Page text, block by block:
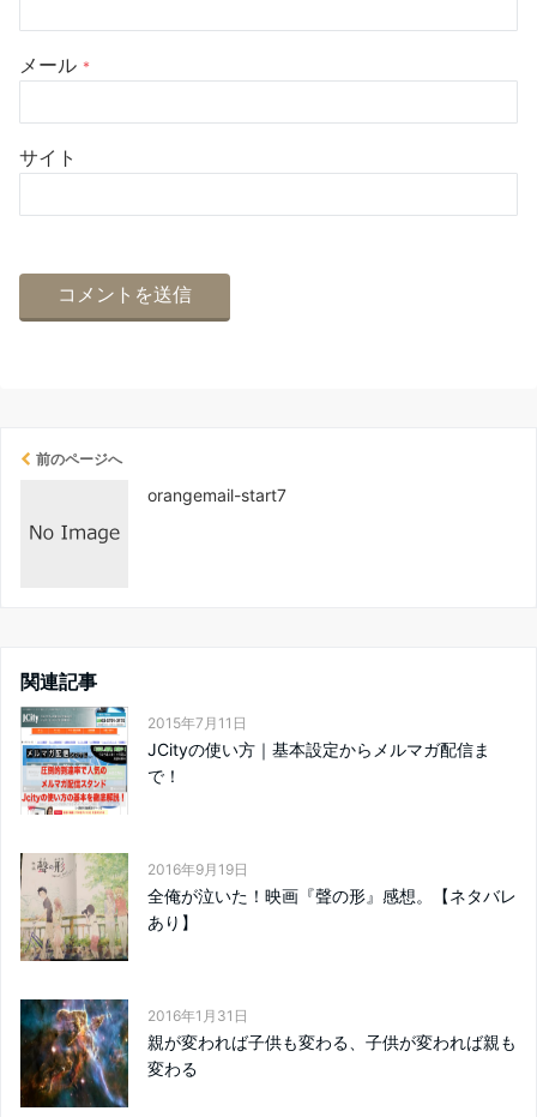
メール *
サイト
前のページへ
orangemail-start7
関連記事
2015年7月11日
JCityの使い方｜基本設定からメルマガ配信ま
で！
2016年9月19日
全俺が泣いた！映画『聲の形』感想。【ネタバレ
あり】
2016年1月31日
親が変われば子供も変わる、子供が変われば親も
変わる